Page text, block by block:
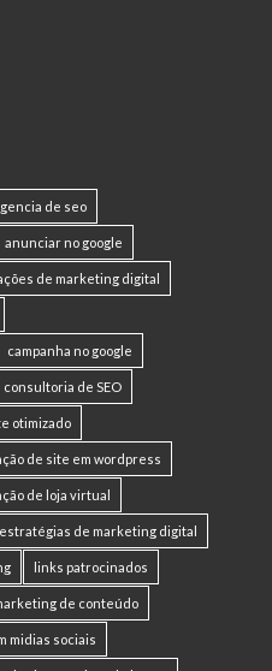
de seo
anunciar no google
de marketing digital
campanha no google
consultoria de SEO
otimizado
de site em wordpress
de loja virtual
estratégias de marketing digital
links patrocinados
de conteúdo
midias sociais